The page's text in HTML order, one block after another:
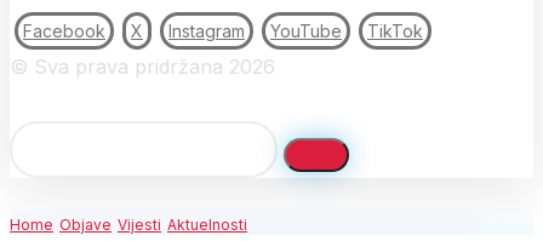
Facebook X Instagram YouTube TikTok
© Sva prava pridržana 2026
Home Objave Vijesti Aktuelnosti